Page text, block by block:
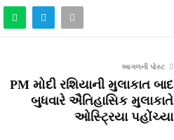
આગળની પોસ્ટ
PM મોદી રશિયાની મુલાકાત બાદ
બુધવારે ઐતિહાસિક મુલાકાતે
ઓસ્ટ્રિયા પહોંચ્યા